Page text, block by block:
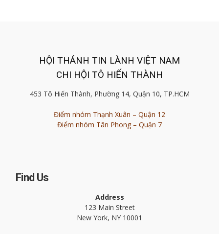
HỘI THÁNH TIN LÀNH VIỆT NAM
CHI HỘI TÔ HIẾN THÀNH
453 Tô Hiến Thành, Phường 14, Quận 10, TP.HCM
Điểm nhóm Thạnh Xuân – Quận 12
Điểm nhóm Tân Phong – Quận 7
Find Us
Address
123 Main Street
New York, NY 10001